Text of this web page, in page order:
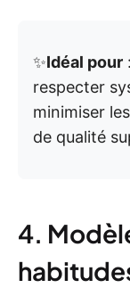
✨Idéal pour
respecter
minimiser
de qualité
4.